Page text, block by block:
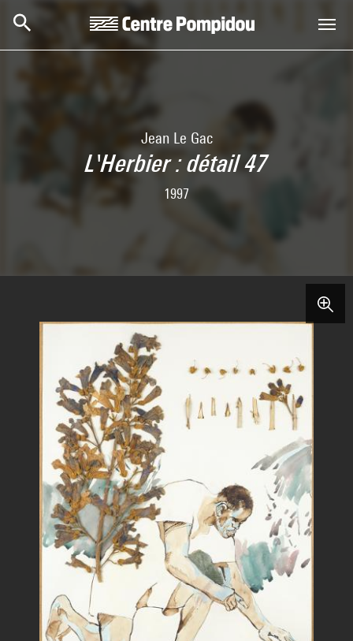
Centre Pompidou
Jean Le Gac
L'Herbier : détail 47
1997